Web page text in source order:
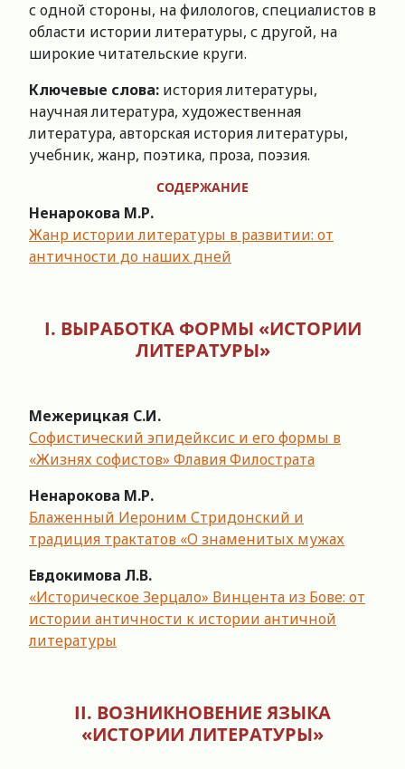
с одной стороны, на филологов, специалистов в
области истории литературы, с другой, на
широкие читательские круги.
Ключевые слова: история литературы,
научная литература, художественная
литература, авторская история литературы,
учебник, жанр, поэтика, проза, поэзия.
СОДЕРЖАНИЕ
Ненарокова М.Р.
Жанр истории литературы в развитии: от
античности до наших дней
I. ВЫРАБОТКА ФОРМЫ «ИСТОРИИ
ЛИТЕРАТУРЫ»
Межерицкая С.И.
Софистический эпидейксис и его формы в
«Жизнях софистов» Флавия Филострата
Ненарокова М.Р.
Блаженный Иероним Стридонский и
традиция трактатов «О знаменитых мужах
Евдокимова Л.В.
«Историческое Зерцало» Винцента из Бове: от
истории античности к истории античной
литературы
II. ВОЗНИКНОВЕНИЕ ЯЗЫКА
«ИСТОРИИ ЛИТЕРАТУРЫ»